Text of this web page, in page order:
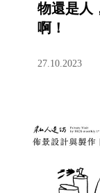
物還是人
啊！
27.10.2023